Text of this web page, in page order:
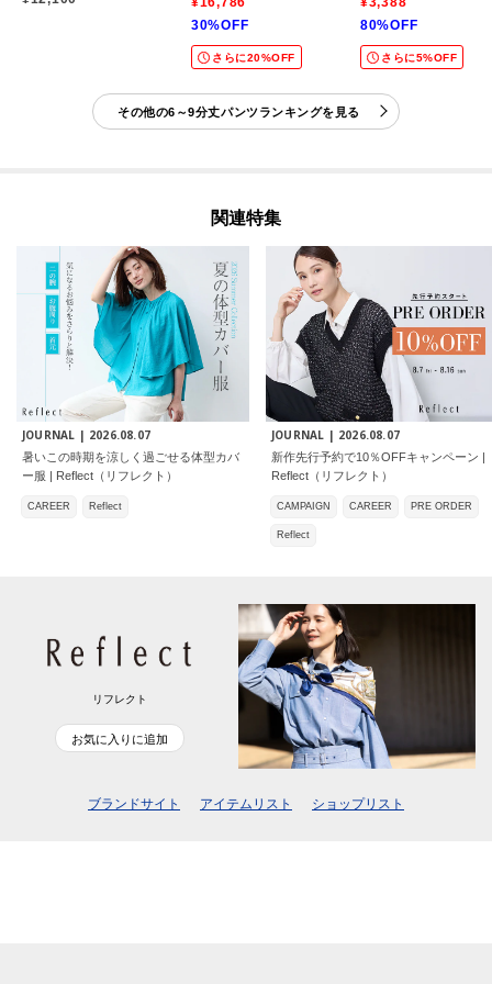
30%OFF
さらに20%OFF
80%OFF
さらに5%OFF
その他の6～9分丈パンツランキングを見る
関連特集
JOURNAL | 2026.08.07
暑いこの時期を涼しく過ごせる体型カバ
ー服 | Reflect（リフレクト）
CAREER Reflect
JOURNAL | 2026.08.07
新作先行予約で10％OFFキャンペーン |
Reflect（リフレクト）
CAMPAIGN CAREER PRE ORDER
Reflect
リフレクト
お気に入りに追加
ブランドサイト アイテムリスト ショップリスト